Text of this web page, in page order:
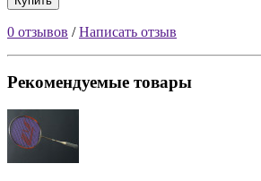
0 отзывов /Написать отзыв
Рекомендуемые товары